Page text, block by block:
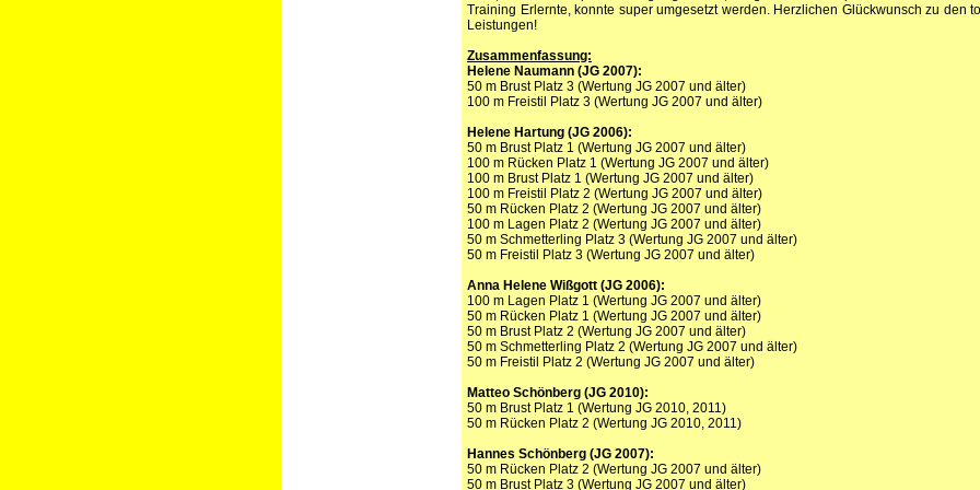
Training Erlernte, konnte super umgesetzt werden. Herzlichen Glückwunsch zu den
Leistungen!
Zusammenfassung:
Helene Naumann (JG 2007):
50 m Brust Platz 3 (Wertung JG 2007 und älter)
100 m Freistil Platz 3 (Wertung JG 2007 und älter)
Helene Hartung (JG 2006):
50 m Brust Platz 1 (Wertung JG 2007 und älter)
100 m Rücken Platz 1 (Wertung JG 2007 und älter)
100 m Brust Platz 1 (Wertung JG 2007 und älter)
100 m Freistil Platz 2 (Wertung JG 2007 und älter)
50 m Rücken Platz 2 (Wertung JG 2007 und älter)
100 m Lagen Platz 2 (Wertung JG 2007 und älter)
50 m Schmetterling Platz 3 (Wertung JG 2007 und älter)
50 m Freistil Platz 3 (Wertung JG 2007 und älter)
Anna Helene Wißgott (JG 2006):
100 m Lagen Platz 1 (Wertung JG 2007 und älter)
50 m Rücken Platz 1 (Wertung JG 2007 und älter)
50 m Brust Platz 2 (Wertung JG 2007 und älter)
50 m Schmetterling Platz 2 (Wertung JG 2007 und älter)
50 m Freistil Platz 2 (Wertung JG 2007 und älter)
Matteo Schönberg (JG 2010):
50 m Brust Platz 1 (Wertung JG 2010, 2011)
50 m Rücken Platz 2 (Wertung JG 2010, 2011)
Hannes Schönberg (JG 2007):
50 m Rücken Platz 2 (Wertung JG 2007 und älter)
50 m Brust Platz 3 (Wertung JG 2007 und älter)